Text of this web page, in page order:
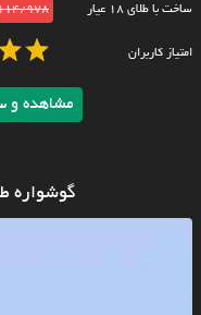
ساخت با طلای ۱۸ عیار 978
امتیاز کاربران
مشاهده و
گوشواره